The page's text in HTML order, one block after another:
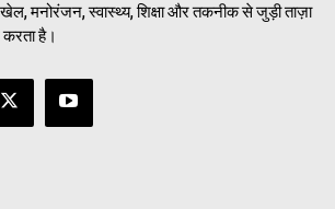
खेल, मनोरंजन, स्वास्थ्य, शिक्षा और तकनीक से जुड़ी ताज़ा
है।